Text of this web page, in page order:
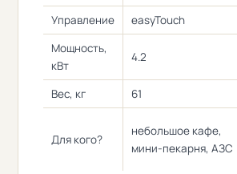
Управление
easyTouch
Мощность,
кВт
4.2
Вес, кг 61
Для кого?
небольшое кафе,
мини-пекарня, АЗС